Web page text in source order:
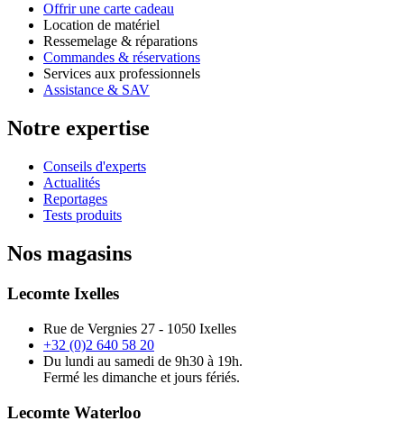
Offrir une carte cadeau
Location de matériel
Ressemelage & réparations
Commandes & réservations
Services aux professionnels
Assistance & SAV
Notre expertise
Conseils d'experts
Actualités
Reportages
Tests produits
Nos magasins
Lecomte Ixelles
Rue de Vergnies 27 - 1050 Ixelles
+32 (0)2 640 58 20
Du lundi au samedi de 9h30 à 19h.
Fermé les dimanche et jours fériés.
Lecomte Waterloo